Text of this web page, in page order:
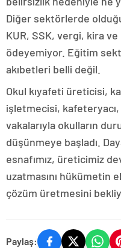
Diğer sektörlerde
KUR, SSK, vergi, kira ve
ödeyemiyor. Eğitim
akıbetleri belli değil.
Okul kıyafeti üreticisi,
işletmecisi,
vakalarıyla okulların
düşünmeye başladı.
esnafımız, üreticimiz
uzatmasını hükümetin
çözüm üretmesini
Paylaş: